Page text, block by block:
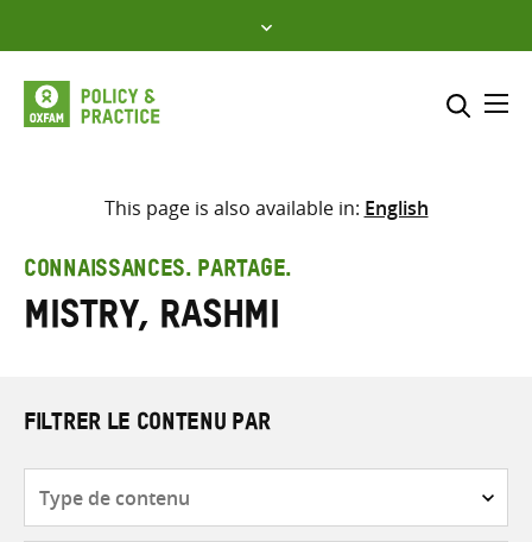
to
content
Sélectionner l’emplacement
Saisir
les
termes
This page is also available in: English
CONNAISSANCES. PARTAGE.
Mistry, Rashmi
FILTRER LE CONTENU PAR